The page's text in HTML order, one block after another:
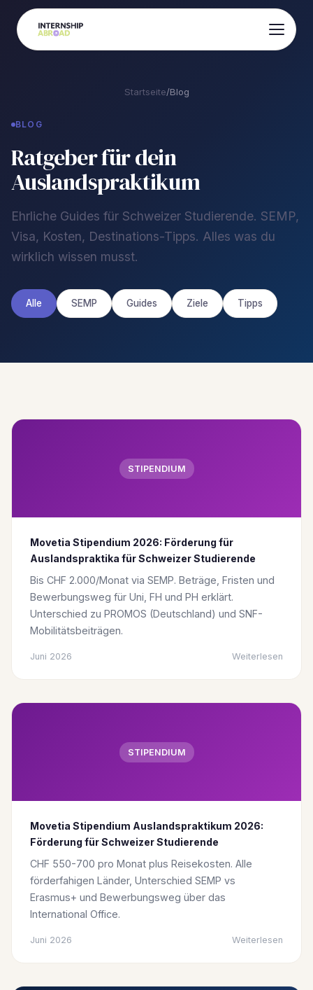
Startseite/Blog
BLOG
Ratgeber für dein
Auslandspraktikum
Ehrliche Guides für Schweizer Studierende. SEMP,
Visa, Kosten, Destinations-Tipps. Alles was du
wirklich wissen musst.
Alle SEMP Guides Ziele Tipps
STIPENDIUM
Movetia Stipendium 2026: Förderung für
Auslandspraktika für Schweizer Studierende
Bis CHF 2.000/Monat via SEMP. Beträge, Fristen und
Bewerbungsweg für Uni, FH und PH erklärt.
Unterschied zu PROMOS (Deutschland) und SNF-
Mobilitätsbeiträgen.
Juni 2026 Weiterlesen
STIPENDIUM
Movetia Stipendium Auslandspraktikum 2026:
Förderung für Schweizer Studierende
CHF 550-700 pro Monat plus Reisekosten. Alle
förderfahigen Länder, Unterschied SEMP vs
Erasmus+ und Bewerbungsweg über das
International Office.
Juni 2026 Weiterlesen